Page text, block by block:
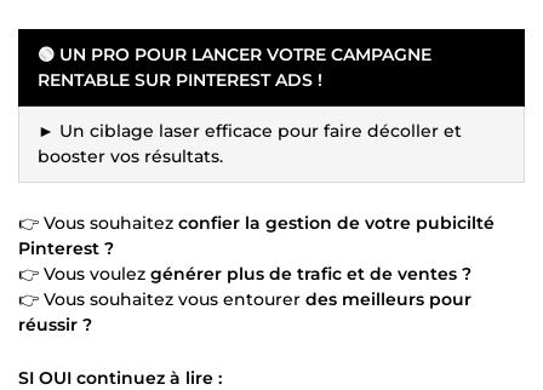
🟢 UN PRO POUR LANCER VOTRE CAMPAGNE
RENTABLE SUR PINTEREST ADS !
► Un ciblage laser efficace pour faire décoller et
booster vos résultats.
👉 Vous souhaitez confier la gestion de votre pubicilté
Pinterest ?
👉 Vous voulez générer plus de trafic et de ventes ?
👉 Vous souhaitez vous entourer des meilleurs pour
réussir ?
SI OUI continuez à lire :